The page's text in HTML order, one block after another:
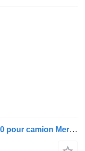
MB Actros MP4 (01.12-) 9607510230 pour camion Mercedes-Benz Actros MP4 Antos Arocs (2012-)